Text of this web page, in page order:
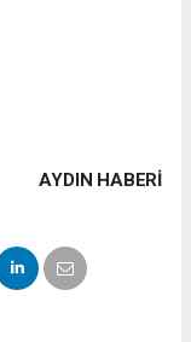
AYDIN HABERİ